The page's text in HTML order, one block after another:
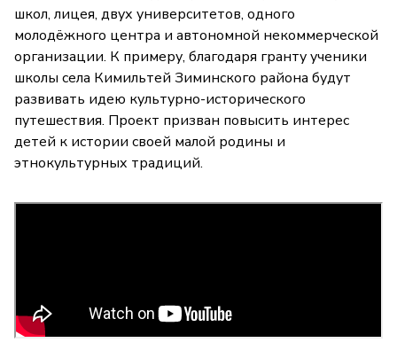
школ, лицея, двух университетов, одного
молодёжного центра и автономной некоммерческой
организации. К примеру, благодаря гранту ученики
школы села Кимильтей Зиминского района будут
развивать идею культурно-исторического
путешествия. Проект призван повысить интерес
детей к истории своей малой родины и
этнокультурных традиций.